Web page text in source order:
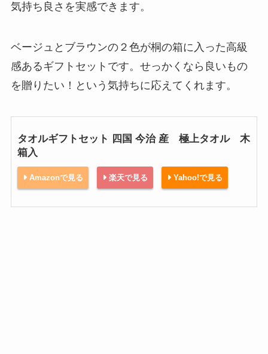
気持ち良さを実感できます。
ベージュとブラウンの２色が桐の箱に入った高級
感あるギフトセットです。せっかくなら良いもの
を贈りたい！という気持ちに応えてくれます。
タオルギフトセット 四国 今治 産 極上タオル 木
箱入
Amazonで見る 楽天で見る Yahoo!で見る